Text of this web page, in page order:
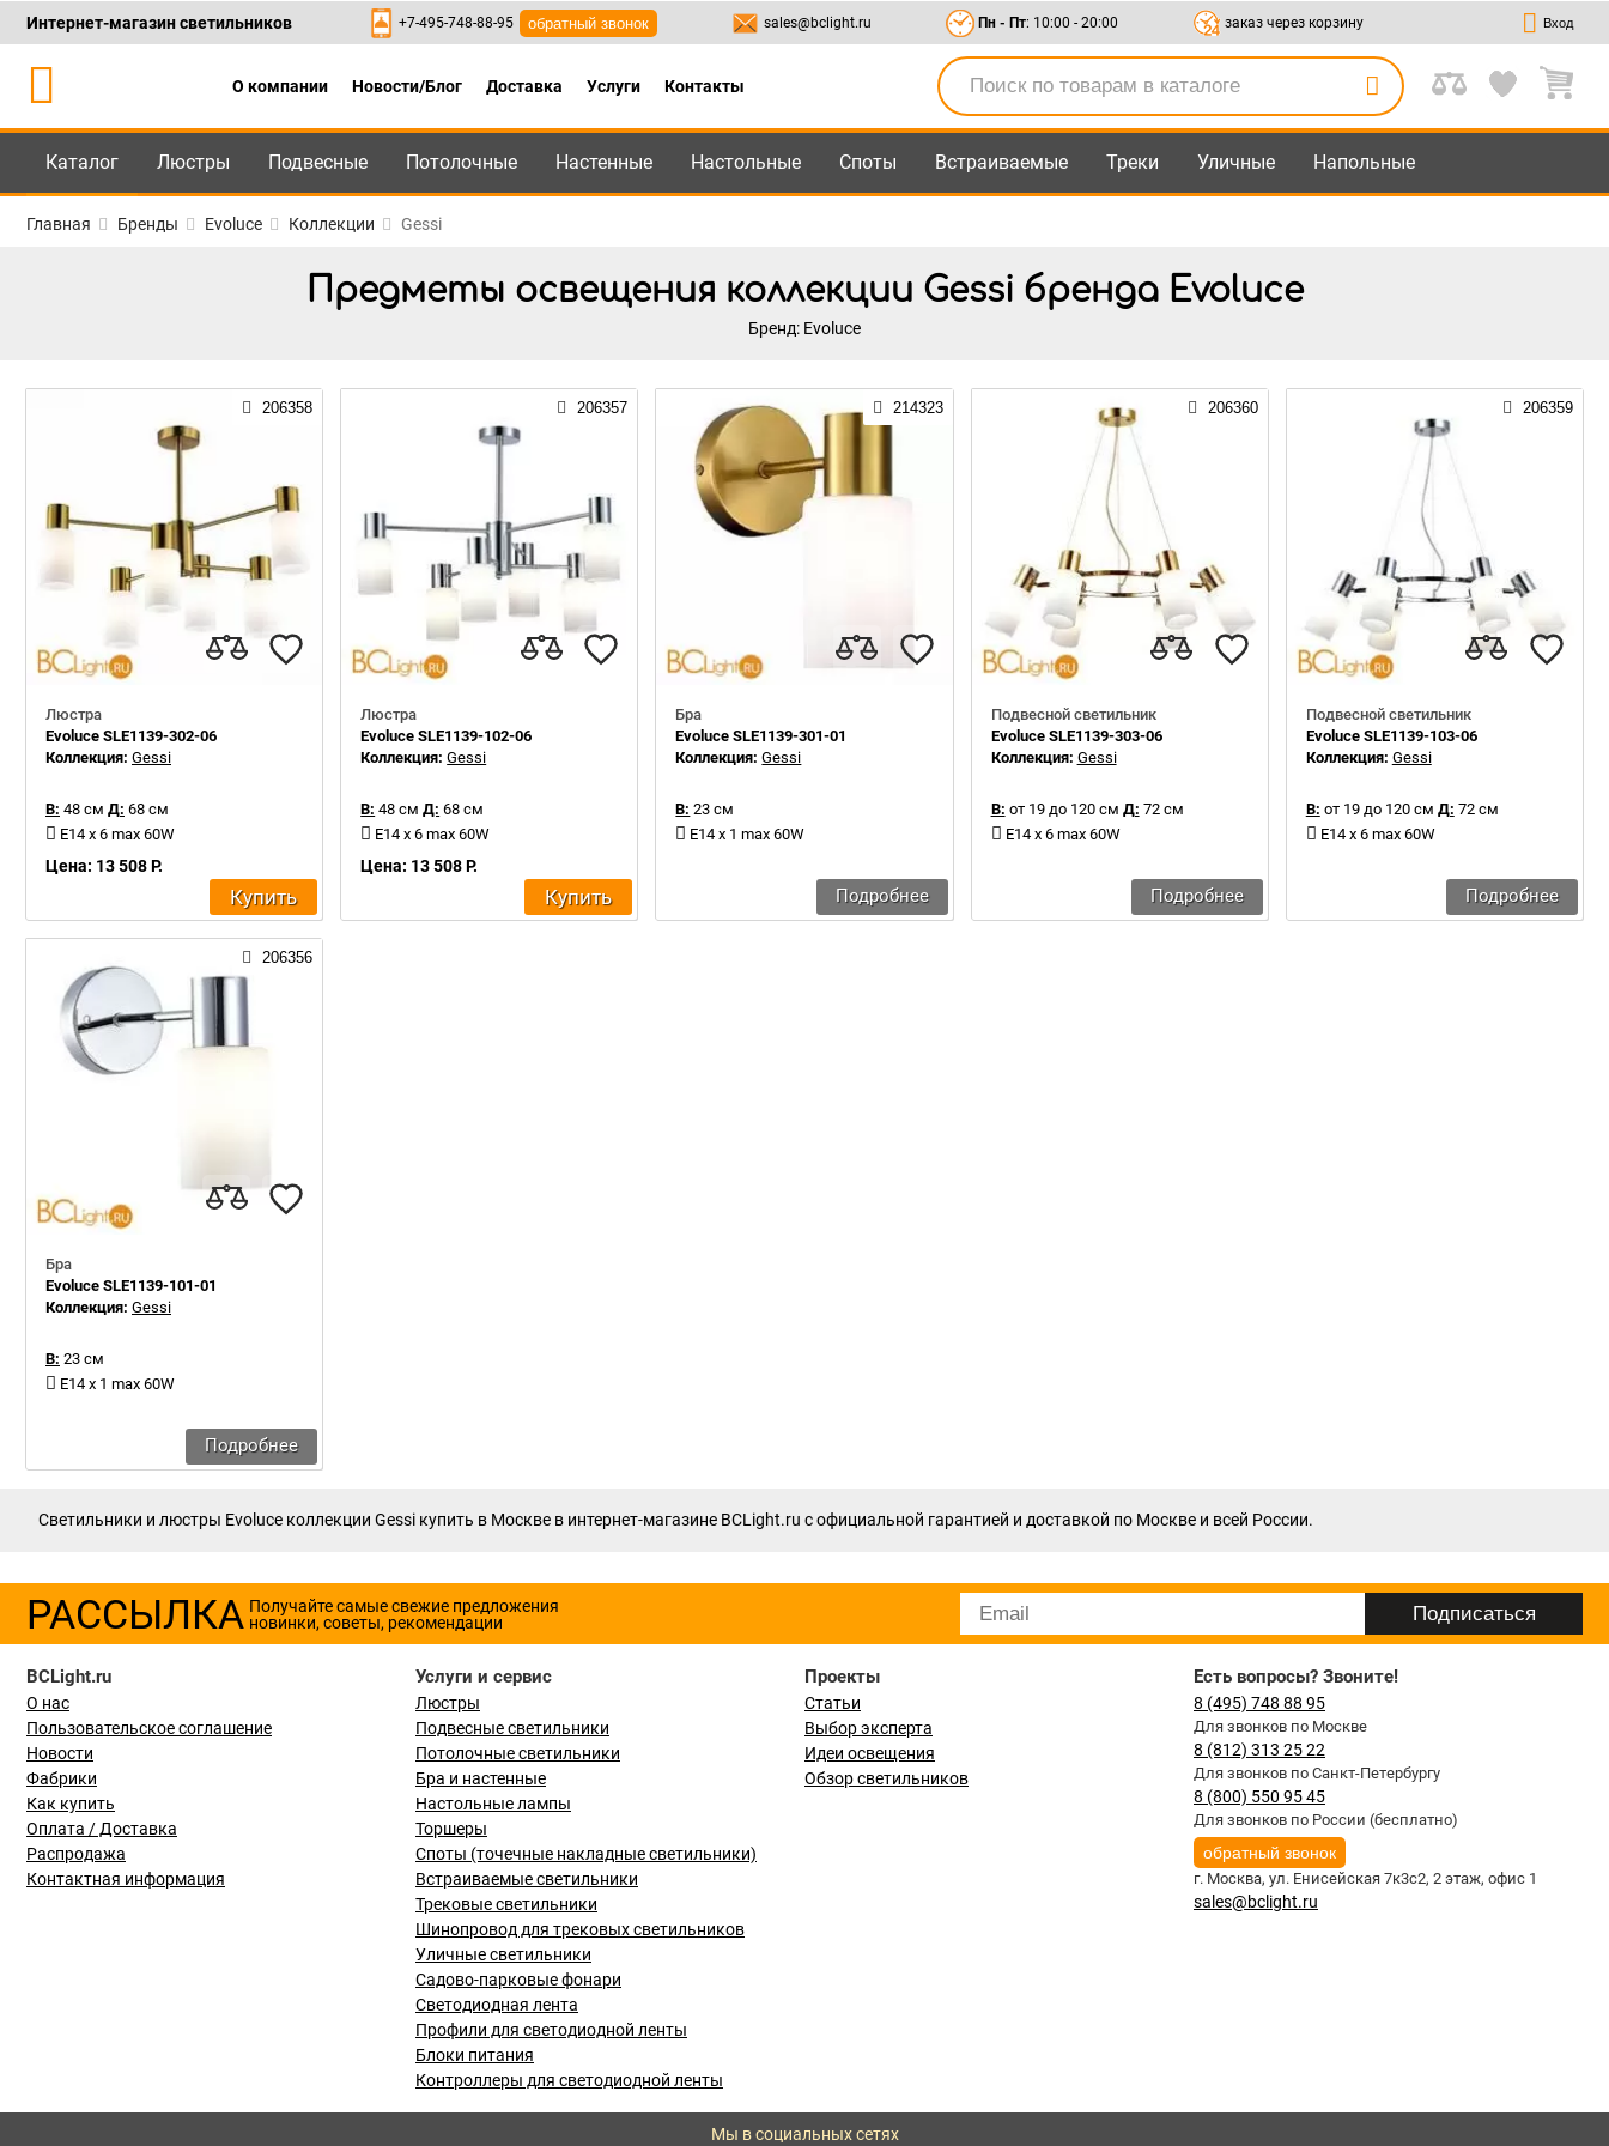
Каталог +7-495-748-88-95 ,8-800-550-95-45 sales@bclight.ru
Интернет-магазин светильников +7-495-748-88-95 обратный звонок sales@bclight.ru Пн - Пт: 10:00 - 20:00 заказ через корзину Вход
О компании Новости/Блог Доставка Услуги Контакты
Каталог Люстры Подвесные Потолочные Настенные Настольные Споты Встраиваемые Треки Уличные Напольные
Главная Бренды Evoluce Коллекции Gessi
Предметы освещения коллекции Gessi бренда Evoluce
Бренд: Evoluce
206358
Люстра
Evoluce SLE1139-302-06
Коллекция: Gessi
В: 48 см Д: 68 см
E14 x 6 max 60W
Цена: 13 508 Р.
Купить
206357
Люстра
Evoluce SLE1139-102-06
Коллекция:Gessi
В: 48 см Д: 68 см
E14 x 6 max 60W
Цена: 13 508 Р.
Купить
214323
Бра
Evoluce SLE1139-301-01
Коллекция:Gessi
В: 23 см
E14 x 1 max 60W
Подробнее
206360
Подвесной светильник
Evoluce SLE1139-303-06
Коллекция: Gessi
В: от 19 до 120 см Д: 72 см
E14 x 6 max 60W
Подробнее
206359
Подвесной светильник
Evoluce SLE1139-103-06
Коллекция: Gessi
В: от 19 до 120 см Д: 72 см
E14 x 6 max 60W
Подробнее
206356
Бра
Evoluce SLE1139-101-01
Коллекция: Gessi
В: 23 см
E14 x 1 max 60W
Подробнее
Светильники и люстры Evoluce коллекции Gessi купить в Москве в интернет-магазине BCLight.ru с официальной гарантией и доставкой по Москве и всей России.
РАССЫЛКА Получайте самые свежие предложения
новинки, советы, рекомендации
BCLight.ru
О нас
Пользовательское соглашение
Новости
Фабрики
Как купить
Оплата / Доставка
Распродажа
Контактная информация
Услуги и сервис
Люстры
Подвесные светильники
Потолочные светильники
Бра и настенные
Настольные лампы
Торшеры
Споты (точечные накладные светильники)
Встраиваемые светильники
Трековые светильники
Шинопровод для трековых светильников
Уличные светильники
Садово-парковые фонари
Светодиодная лента
Профили для светодиодной ленты
Блоки питания
Контроллеры для светодиодной ленты
Проекты
Статьи
Выбор эксперта
Идеи освещения
Обзор светильников
Есть вопросы? Звоните!
8 (495) 748 88 95
Для звонков по Москве
8 (812) 313 25 22
Для звонков по Санкт-Петербургу
8 (800) 550 95 45
Для звонков по России (бесплатно)
обратный звонок
г. Москва, ул. Енисейская 7к3с2, 2 этаж, офис 1
sales@bclight.ru
Мы в социальных сетях